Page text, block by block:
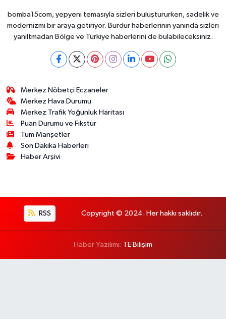
Toplayabilecek
bomba15com, yepyeni temasıyla sizleri buluştururken, sadelik ve
modernizmi bir araya getiriyor. Burdur haberlerinin yanında sizleri
yanıltmadan Bölge ve Türkiye haberlerini de bulabileceksiniz.
Merkez Nöbetçi Eczaneler
Merkez Hava Durumu
Merkez Trafik Yoğunluk Haritası
Puan Durumu ve Fikstür
Tüm Manşetler
Son Dakika Haberleri
Haber Arşivi
RSS Copyright © 2024. Her hakkı saklıdır.
Haber Yazılımı: TE Bilişim